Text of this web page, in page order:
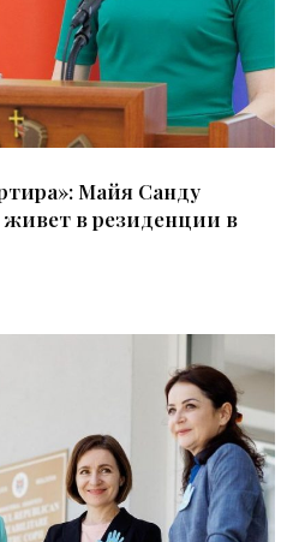
Майя Санду
в резиденции в